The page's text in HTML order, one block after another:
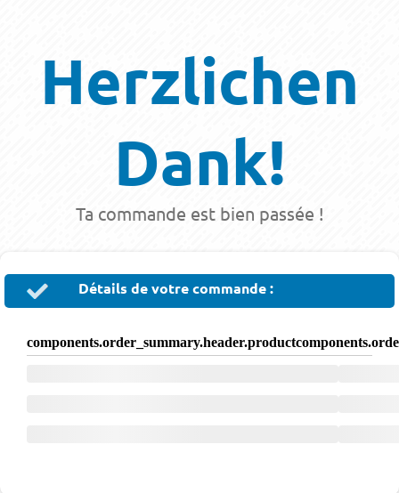
Herzlichen
Dank!
Ta commande est bien passée !
Détails de votre commande :
components.order_summary.header.product